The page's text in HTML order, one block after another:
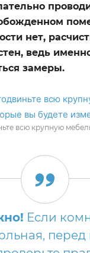
нет,
ведь
замеры.
всю крупную
Если